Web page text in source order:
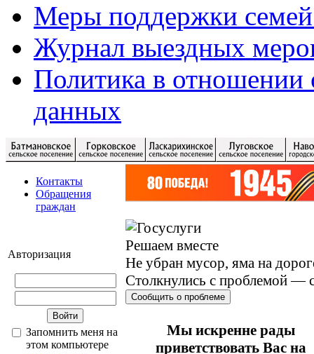
Меры поддержки
Журнал выездных
Политика в отношении
данных
Контакты
Обращения
граждан
Авторизация
Запомнить меня на
этом компьютере
Решаем вместе
Не убран мусор, яма на
Столкнулись с проблемой —
Сообщить о проблеме
Мы искренне рады
приветствовать Вас на